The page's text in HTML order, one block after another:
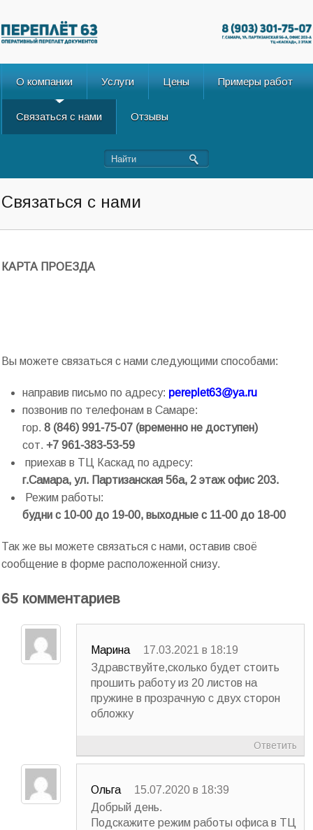
О компании Услуги Цены Примеры работ
Связаться с нами Отзывы
Связаться с нами
КАРТА ПРОЕЗДА
Вы можете связаться с нами следующими способами:
направив письмо по адресу: pereplet63@ya.ru
позвонив по телефонам в Самаре:
гор.8 (846) 991-75-07 (временно не доступен)
сот.+7 961-383-53-59
приехав в ТЦ Каскад по адресу:
г.Самара, ул. Партизанская 56а, 2 этаж офис 203.
Режим работы:
будни с 10-00 до 19-00, выходные с 11-00 до 18-00
Так же вы можете связаться с нами, оставив своё
сообщение в форме расположенной снизу.
65 комментариев
Марина
17.03.2021 в 18:19
Здравствуйте,сколько будет стоить
прошить работу из 20 листов на
пружине в прозрачную с двух сторон
обложку
Ответить
Ольга
15.07.2020 в 18:39
Добрый день.
Подскажите режим работы офиса в ТЦ